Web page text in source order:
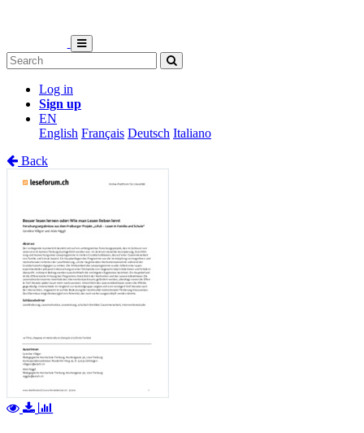
Log in
Sign up
EN
English Français Deutsch Italiano
Back